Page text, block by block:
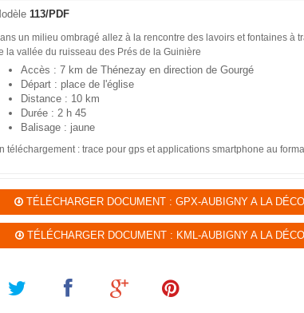
113/PDF
un milieu ombragé allez à la rencontre des lavoirs et fontaines à
la vallée du ruisseau des Prés de la Guinière
Accès : 7 km de Thénezay en direction de Gourgé
Départ : place de l'église
Distance : 10 km
Durée : 2 h 45
Balisage : jaune
téléchargement : trace pour gps et applications smartphone au
TÉLÉCHARGER DOCUMENT : GPX-AUBIGNY A LA
TÉLÉCHARGER DOCUMENT : KML-AUBIGNY A LA